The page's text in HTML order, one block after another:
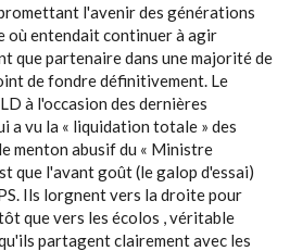
l'avenir des générations
où entendait continuer à agir
que partenaire dans une majorité de
de fondre définitivement. Le
à l'occasion des dernières
a vu la « liquidation totale » des
menton abusif du « Ministre
que l'avant goût (le galop d'essai)
Ils lorgnent vers la droite pour
que vers les écolos , véritable
partagent clairement avec les